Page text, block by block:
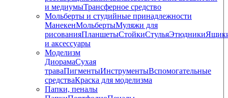
и медиумыТрансферное средство
Мольберты и студийные принадлежности
МанекенМольбертыМуляжи для
рисованияПланшетыСтойкиСтульяЭтюдники
и аксессуары
Моделизм
ДиорамаСухая
траваПигментыИнструментыВспомогательные
средстваКраска для моделизма
Папки, пеналы